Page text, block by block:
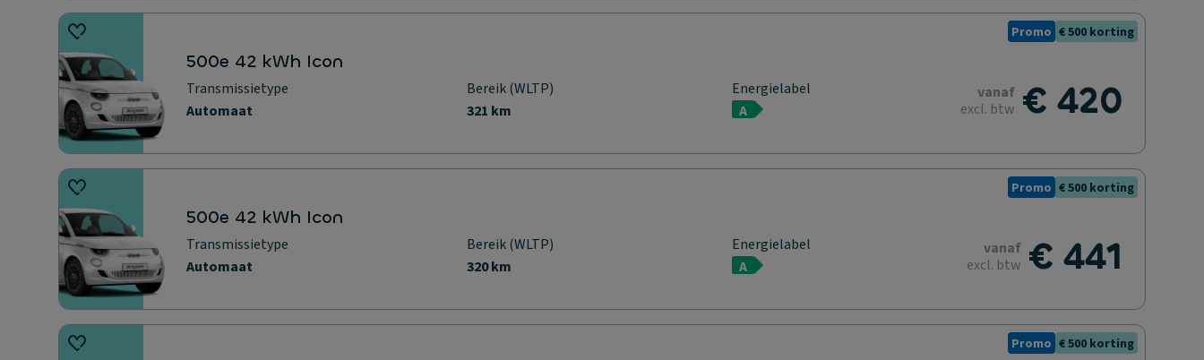
Promo € 500 korting
500e 42 kWh Icon
Transmissietype
Automaat
Bereik (WLTP)
321 km
Energielabel
A
€ 420
vanaf
excl. btw
Promo € 500 korting
500e 42 kWh Icon
Transmissietype
Automaat
Bereik (WLTP)
320 km
Energielabel
A
€ 441
vanaf
excl. btw
Promo € 500 korting